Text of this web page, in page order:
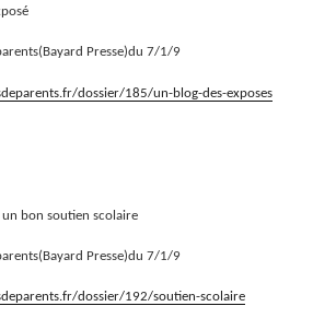
Presse)du 7/1/9
dossier/185/un-blog-des-exposes
bon soutien scolaire
Presse)du 7/1/9
dossier/192/soutien-scolaire